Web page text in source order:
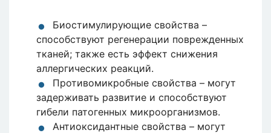
Биостимулирующие свойства –
способствуют регенерации поврежденных
тканей; также есть эффект снижения
аллергических реакций.
Противомикробные свойства – могут
задерживать развитие и способствуют
гибели патогенных микроорганизмов.
Антиоксидантные свойства – могут